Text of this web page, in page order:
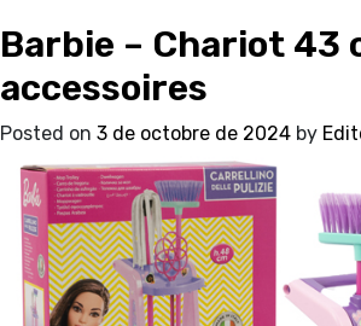
Barbie – Chariot 43
accessoires
Posted on 3 de octobre de 2024 by